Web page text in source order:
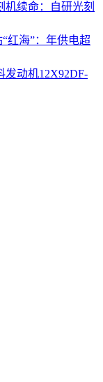
机续命：自研光刻
红海”：年供电超
发动机12X92DF-